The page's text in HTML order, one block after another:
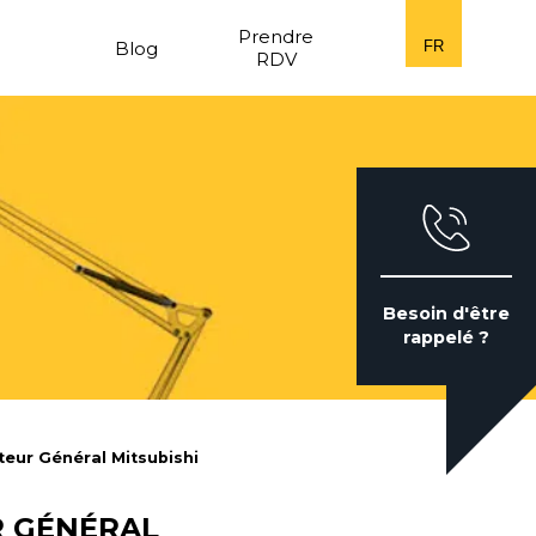
Blog
Prendre
RDV
FR
Besoin d'être
rappelé ?
Général Mitsubishi
GÉNÉRAL